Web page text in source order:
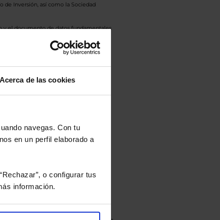
Acerca de las cookies
navegas. Con tu
en un perfil elaborado a
o configurar tus
información.
de Inversión, así como la Sociedad
y el documento de datos fundamentales
de Valor Liquidativo de la sesión
en la divisa Euro.